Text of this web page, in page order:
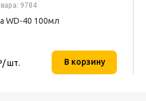
9784
WD-40 100мл
шт. В корзину